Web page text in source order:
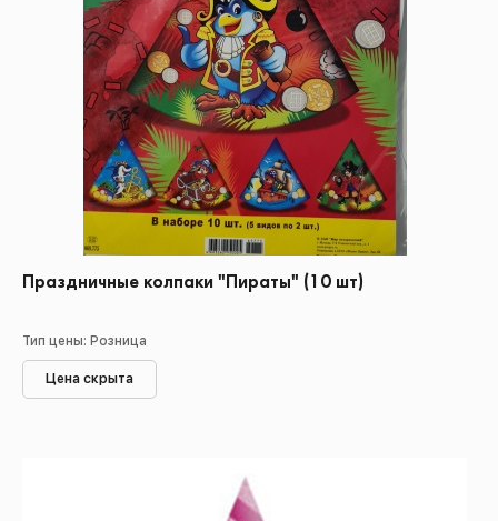
Праздничные колпаки "Пираты" (10 шт)
Тип цены: Розница
Цена скрыта